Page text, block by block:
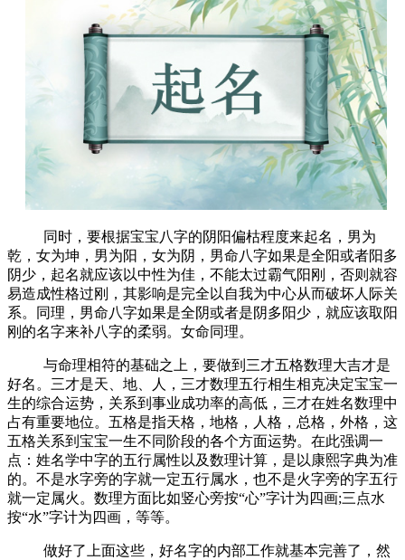
同时，要根据宝宝八字的阴阳偏枯程度来起名，男为
乾，女为坤，男为阳，女为阴，男命八字如果是全阳或者阳多
阴少，起名就应该以中性为佳，不能太过霸气阳刚，否则就容
易造成性格过刚，其影响是完全以自我为中心从而破坏人际关
系。同理，男命八字如果是全阴或者是阴多阳少，就应该取阳
刚的名字来补八字的柔弱。女命同理。
与命理相符的基础之上，要做到三才五格数理大吉才是
好名。三才是天、地、人，三才数理五行相生相克决定宝宝一
生的综合运势，关系到事业成功率的高低，三才在姓名数理中
占有重要地位。五格是指天格，地格，人格，总格，外格，这
五格关系到宝宝一生不同阶段的各个方面运势。在此强调一
点：姓名学中字的五行属性以及数理计算，是以康熙字典为准
的。不是水字旁的字就一定五行属水，也不是火字旁的字五行
就一定属火。数理方面比如竖心旁按“心”字计为四画;三点水
按“水”字计为四画，等等。
做好了上面这些，好名字的内部工作就基本完善了，然